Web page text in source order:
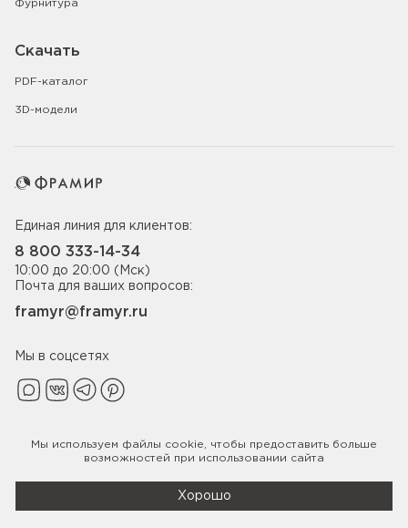
Фурнитура
Скачать
PDF-каталог
3D-модели
Единая линия для клиентов:
8 800 333-14-34
10:00 до 20:00 (Мск)
Почта для ваших вопросов:
framyr@framyr.ru
Мы в соцсетях
Политика конфиденциальности
Мы используем файлы cookie , чтобы предоставить больше
возможностей при использовании сайта
Хорошо